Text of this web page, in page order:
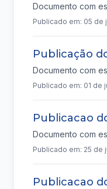
Documento com
Publicado em: 05 de
Publicação
Documento com
Publicado em: 01 de
Publicacao
Documento com
Publicado em: 25 de
Publicacao